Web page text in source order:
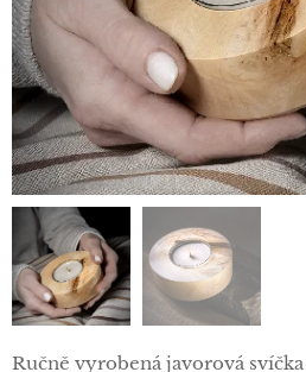
Ručně vyrobená javorová